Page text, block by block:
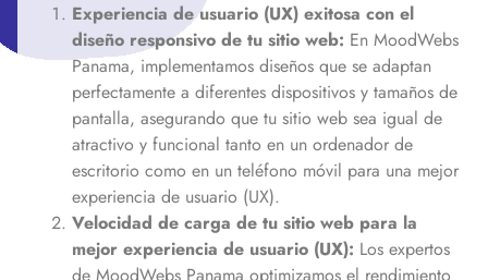
Experiencia de usuario (UX) exitosa con el
diseño responsivo de tu sitio web: En MoodWebs
Panama, implementamos diseños que se adaptan
perfectamente a diferentes dispositivos y tamaños de
pantalla, asegurando que tu sitio web sea igual de
atractivo y funcional tanto en un ordenador de
escritorio como en un teléfono móvil para una mejor
experiencia de usuario (UX).
Velocidad de carga de tu sitio web para la
mejor experiencia de usuario (UX): Los expertos